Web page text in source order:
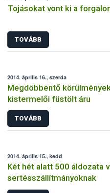
Tojásokat vont ki a
TOVÁBB
2014. április 16., szerda
Megdöbbentő
kistermelői füstölt áru
TOVÁBB
2014. április 15., kedd
Két hét alatt 500 áldozata
sertésszállítmányoknak